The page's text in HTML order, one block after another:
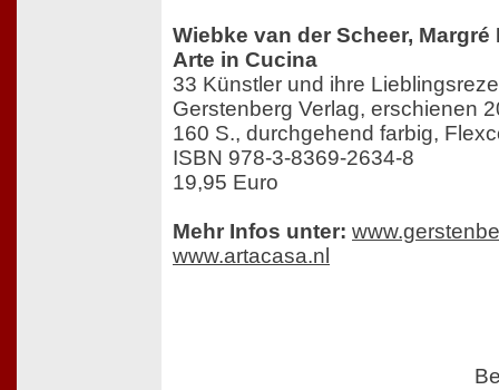
Wiebke van der Scheer, Margré
Arte in Cucina
33 Künstler und ihre
Gerstenberg Verlag, erschienen
160 S., durchgehend farbig,
ISBN 978-3-8369-2634-8
19,95 Euro
Mehr Infos unter:
www.artacasa.nl